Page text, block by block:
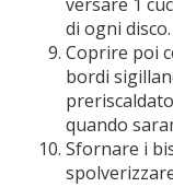
di ogni disco.
Coprire poi
bordi
quando
Sfornare i